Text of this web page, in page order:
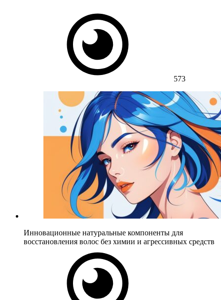
573
Инновационные натуральные компоненты для
восстановления волос без химии и агрессивных средств